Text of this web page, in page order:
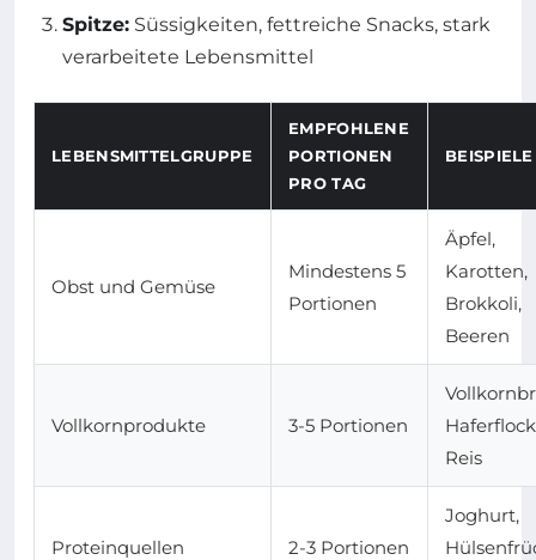
Spitze: Süssigkeiten, fettreiche Snacks, stark
verarbeitete Lebensmittel
LEBENSMITTELGRUPPE
EMPFOHLENE
PORTIONEN
PRO TAG
BEISPIELE
Obst und Gemüse
Mindestens 5
Portionen
Äpfel,
Karotten,
Brokkoli,
Beeren
Vollkornprodukte 3-5 Portionen
Reis
Proteinquellen 2-3 Portionen
Joghurt,